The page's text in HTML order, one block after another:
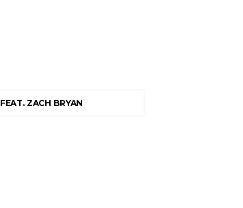
FEAT. ZACH BRYAN